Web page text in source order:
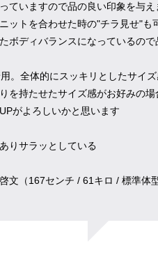
ていますので品の良い印象を与
ットを合わせた時の"チラ見せ"も
ボディバランスになっているの
用。全体的にスッキリとしたサイ
を持たせたサイズ感がお好みの
がよろしいかと思います
りサラッとしている
文（167センチ / 61キロ / 標準体型